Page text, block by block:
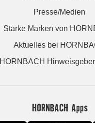
Presse/Medien
Starke Marken von
Aktuelles bei
HORNBACH
HORNBACH Apps